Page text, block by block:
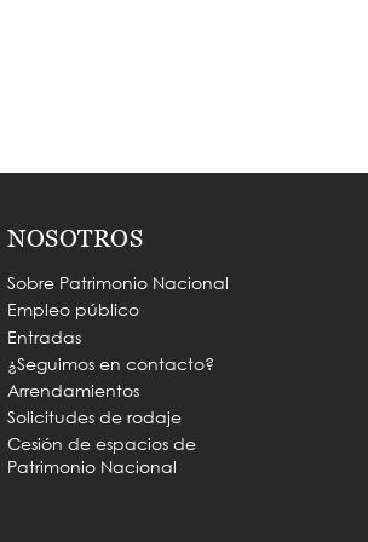
NOSOTROS
Sobre Patrimonio Nacional
Empleo público
Entradas
¿Seguimos en contacto?
Arrendamientos
Solicitudes de rodaje
Cesión de espacios de
Patrimonio Nacional